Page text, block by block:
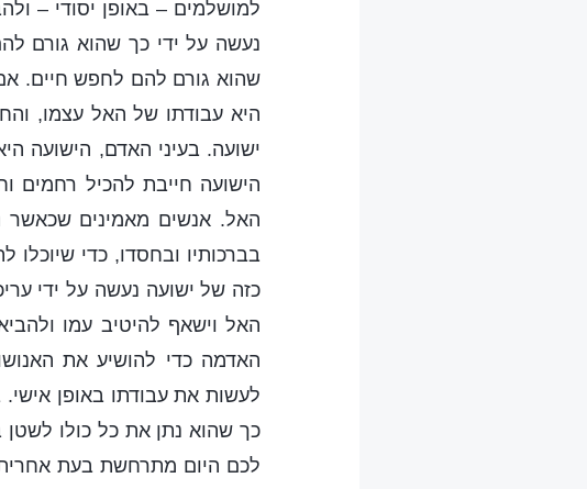
למושלמים – באופן יסודי –
נעשה על ידי כך שהוא גורם
שהוא גורם להם לחפש חיים.
היא עבודתו של האל עצמו,
ישועה. בעיני האדם, הישועה
הישועה חייבת להכיל רחמים
האל. אנשים מאמינים שכאשר
בברכותיו ובחסדו, כדי
כזה של ישועה נעשה על ידי
האל וישאף להיטיב עמו
האדמה כדי להושיע את
לעשות את עבודתו באופן
כך שהוא נתן את כל כולו לשטן
לכם היום מתרחשת בעת